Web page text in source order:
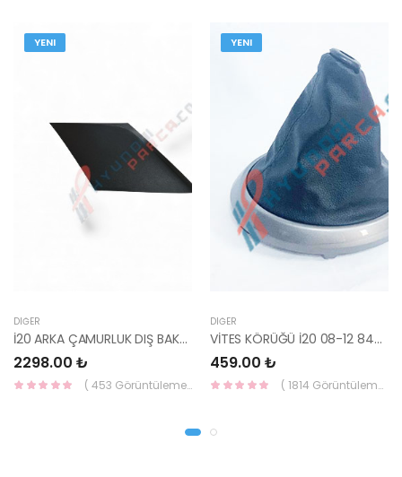
YENI
DIĞER
İ20 ARKA ÇAMURLUK DIŞ BAKALİTİ SOL 2015- ( PARLAK SİYAH ) 87360-C8000-YS
2298.00 ₺
( 453 Görüntüleme )
YENI
DIĞER
VİTES KÖRÜĞÜ İ20 08-12 84640-1J000-YS
459.00 ₺
( 1814 Görüntüleme )